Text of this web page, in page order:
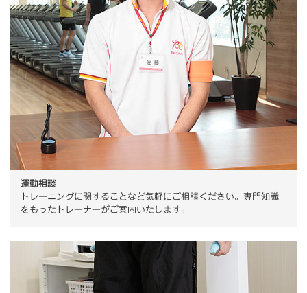
運動相談
トレーニングに関することなど気軽にご相談ください。専門知識
をもったトレーナーがご案内いたします。